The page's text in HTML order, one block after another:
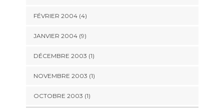
FÉVRIER 2004 (4)
JANVIER 2004 (9)
DÉCEMBRE 2003 (1)
NOVEMBRE 2003 (1)
OCTOBRE 2003 (1)